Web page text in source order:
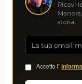
Ricevi
storia.
Accetto l’